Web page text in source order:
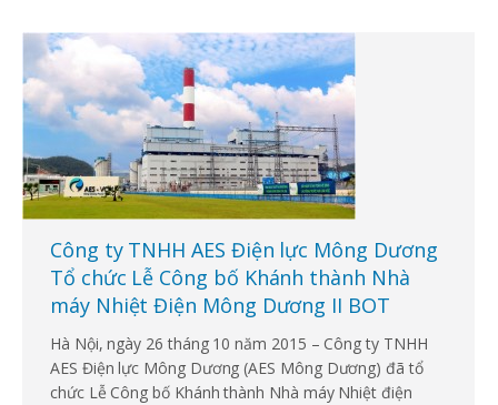
Công ty TNHH AES Điện lực Mông Dương
Tổ chức Lễ Công bố Khánh thành Nhà
máy Nhiệt Điện Mông Dương II BOT
Hà Nội, ngày 26 tháng 10 năm 2015 – Công ty TNHH
AES Điện lực Mông Dương (AES Mông Dương) đã tổ
chức Lễ Công bố Khánh thành Nhà máy Nhiệt điện